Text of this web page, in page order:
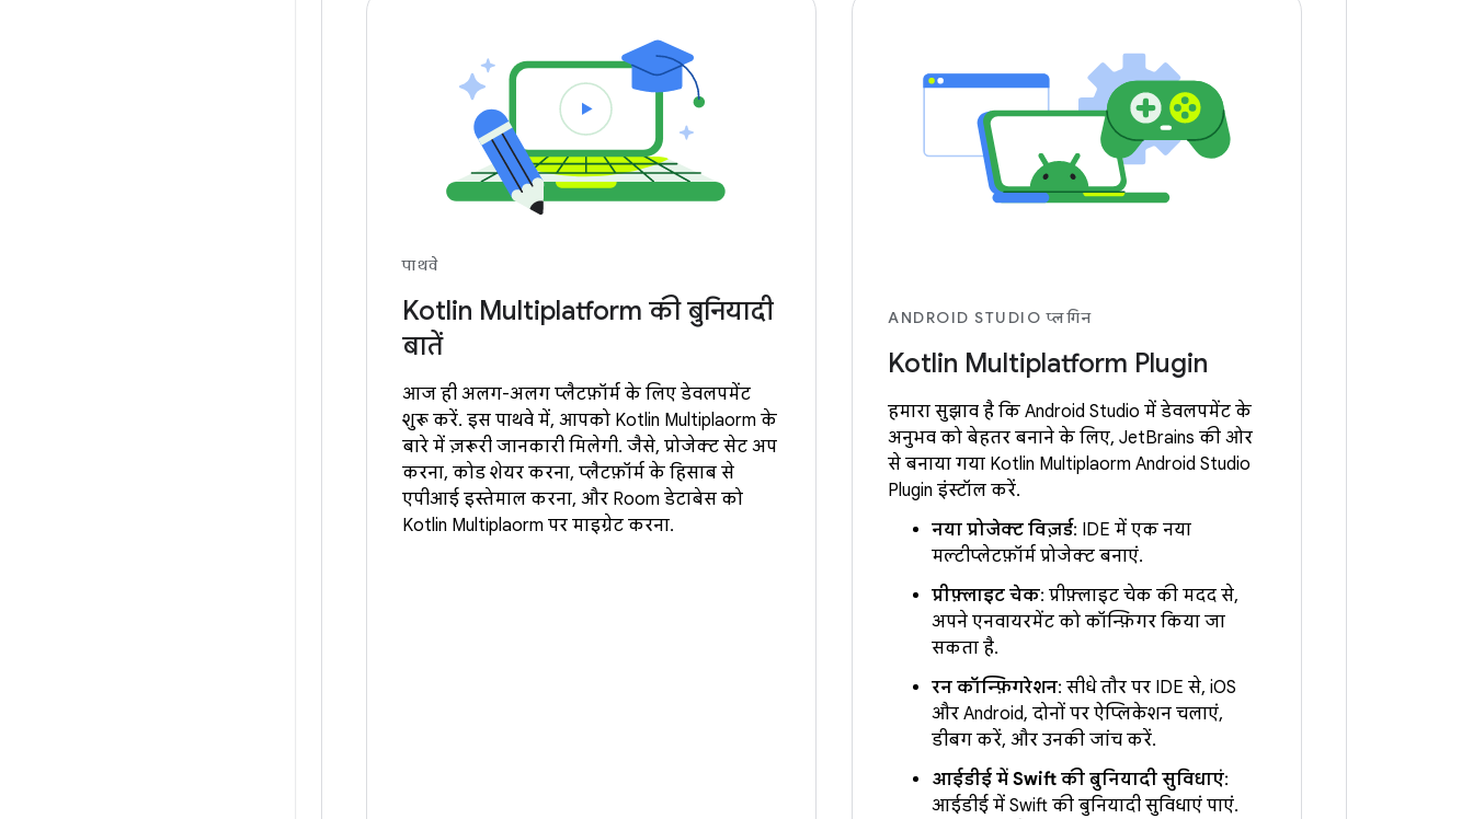
पाथवे
Kotlin Multiplatform की बुनियादी
बातें
आज ही अलग-अलग प्लैटफ़ॉर्म के लिए डेवलपमेंट
शुरू करें. इस पाथवे में, आपको Kotlin Multiplatform के
बारे में ज़रूरी जानकारी मिलेगी. जैसे, प्रोजेक्ट सेट अप
करना, कोड शेयर करना, प्लैटफ़ॉर्म के हिसाब से
एपीआई इस्तेमाल करना, और Room डेटाबेस को
Kotlin Multiplatform पर माइग्रेट करना.
ANDROID STUDIO प्लगिन
Kotlin Multiplatform Plugin
हमारा सुझाव है कि Android Studio में डेवलपमेंट के
अनुभव को बेहतर बनाने के लिए, JetBrains की ओर
से बनाया गया Kotlin Multiplatform Android Studio
Plugin इंस्टॉल करें.
नया प्रोजेक्ट विज़र्ड: IDE में एक नया
मल्टीप्लेटफ़ॉर्म प्रोजेक्ट बनाएं.
प्रीफ़्लाइट चेक: प्रीफ़्लाइट चेक की मदद से,
अपने एनवायरमेंट को कॉन्फ़िगर किया जा
सकता है.
रन कॉन्फ़िगरेशन: सीधे तौर पर IDE से, iOS
और Android, दोनों पर ऐप्लिकेशन चलाएं,
डीबग करें, और उनकी जांच करें.
आईडीई में Swift की बुनियादी सुविधाएं:
आईडीई में Swift की बुनियादी सुविधाएं पाएं.